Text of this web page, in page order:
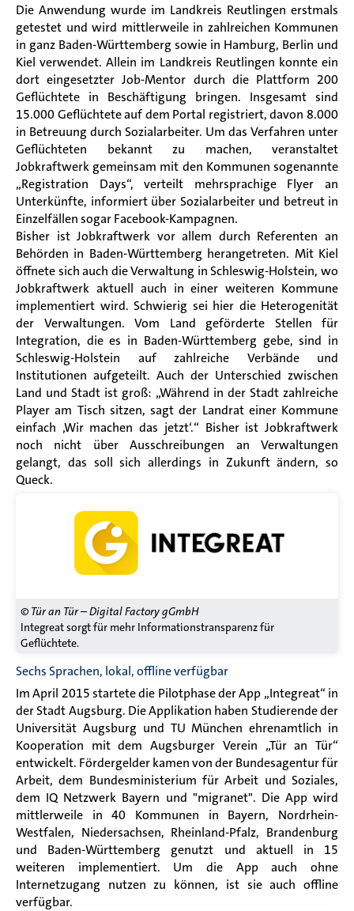
Die Anwendung wurde im Landkreis Reutlingen erstmals
getestet und wird mittlerweile in zahlreichen Kommunen
in ganz Baden-Württemberg sowie in Hamburg, Berlin und
Kiel verwendet. Allein im Landkreis Reutlingen konnte ein
dort eingesetzter Job-Mentor durch die Plattform 200
Geflüchtete in Beschäftigung bringen. Insgesamt sind
15.000 Geflüchtete auf dem Portal registriert, davon 8.000
in Betreuung durch Sozialarbeiter. Um das Verfahren unter
Geflüchteten bekannt zu machen, veranstaltet
Jobkraftwerk gemeinsam mit den Kommunen sogenannte
„Registration Days“, verteilt mehrsprachige Flyer an
Unterkünfte, informiert über Sozialarbeiter und betreut in
Einzelfällen sogar Facebook-Kampagnen.
Bisher ist Jobkraftwerk vor allem durch Referenten an
Behörden in Baden-Württemberg herangetreten. Mit Kiel
öffnete sich auch die Verwaltung in Schleswig-Holstein, wo
Jobkraftwerk aktuell auch in einer weiteren Kommune
implementiert wird. Schwierig sei hier die Heterogenität
der Verwaltungen. Vom Land geförderte Stellen für
Integration, die es in Baden-Württemberg gebe, sind in
Schleswig-Holstein auf zahlreiche Verbände und
Institutionen aufgeteilt. Auch der Unterschied zwischen
Land und Stadt ist groß: „Während in der Stadt zahlreiche
Player am Tisch sitzen, sagt der Landrat einer Kommune
einfach ‚Wir machen das jetzt‘.“ Bisher ist Jobkraftwerk
noch nicht über Ausschreibungen an Verwaltungen
gelangt, das soll sich allerdings in Zukunft ändern, so
Queck.
© Tür an Tür – Digital Factory gGmbH
Integreat sorgt für mehr Informationstransparenz für
Geflüchtete.
Sechs Sprachen, lokal, offline verfügbar
Im April 2015 startete die Pilotphase der App „Integreat“ in
der Stadt Augsburg. Die Applikation haben Studierende der
Universität Augsburg und TU München ehrenamtlich in
Kooperation mit dem Augsburger Verein „Tür an Tür“
entwickelt. Fördergelder kamen von der Bundesagentur für
Arbeit, dem Bundesministerium für Arbeit und Soziales,
dem IQ Netzwerk Bayern und "migranet". Die App wird
mittlerweile in 40 Kommunen in Bayern, Nordrhein-
Westfalen, Niedersachsen, Rheinland-Pfalz, Brandenburg
und Baden-Württemberg genutzt und aktuell in 15
weiteren implementiert. Um die App auch ohne
Internetzugang nutzen zu können, ist sie auch offline
verfügbar.